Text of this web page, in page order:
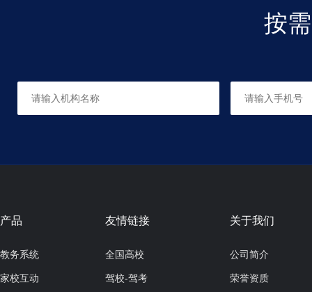
按
产品
教务系统
家校互动
友情链接
全国高校
驾校-驾考
关于我们
公司简介
荣誉资质